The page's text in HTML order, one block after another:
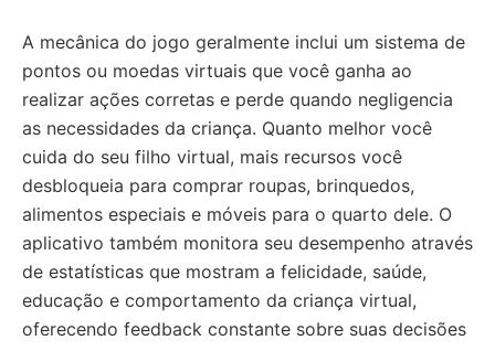
A mecânica do jogo geralmente inclui um sistema de
pontos ou moedas virtuais que você ganha ao
realizar ações corretas e perde quando negligencia
as necessidades da criança. Quanto melhor você
cuida do seu filho virtual, mais recursos você
desbloqueia para comprar roupas, brinquedos,
alimentos especiais e móveis para o quarto dele. O
aplicativo também monitora seu desempenho através
de estatísticas que mostram a felicidade, saúde,
educação e comportamento da criança virtual,
oferecendo feedback constante sobre suas decisões